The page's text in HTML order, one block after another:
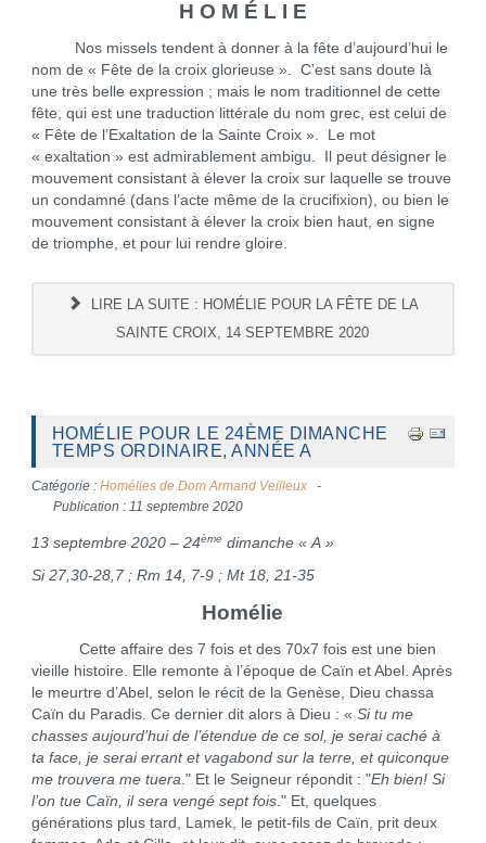
H O M É L I E
Nos missels tendent à donner à la fête d’aujourd’hui le
nom de « Fête de la croix glorieuse ». C’est sans doute là
une très belle expression ; mais le nom traditionnel de cette
fête, qui est une traduction littérale du nom grec, est celui de
« Fête de l’Exaltation de la Sainte Croix ». Le mot
« exaltation » est admirablement ambigu. Il peut désigner le
mouvement consistant à élever la croix sur laquelle se trouve
un condamné (dans l’acte même de la crucifixion), ou bien le
mouvement consistant à élever la croix bien haut, en signe
de triomphe, et pour lui rendre gloire.
LIRE LA SUITE : HOMÉLIE POUR LA FÊTE DE LA
SAINTE CROIX, 14 SEPTEMBRE 2020
HOMÉLIE POUR LE 24ÈME DIMANCHE
TEMPS ORDINAIRE, ANNÉE A
Catégorie : Homélies de Dom Armand Veilleux
Publication : 11 septembre 2020
13 septembre 2020 – 24ème dimanche « A »
Si 27,30-28,7 ; Rm 14, 7-9 ; Mt 18, 21-35
Homélie
Cette affaire des 7 fois et des 70x7 fois est une bien
vieille histoire. Elle remonte à l’époque de Caïn et Abel. Après
le meurtre d’Abel, selon le récit de la Genèse, Dieu chassa
Caïn du Paradis. Ce dernier dit alors à Dieu : « Si tu me
chasses aujourd’hui de l’étendue de ce sol, je serai caché à
ta face, je serai errant et vagabond sur la terre, et quiconque
me trouvera me tuera." Et le Seigneur répondit : "Eh bien! Si
l’on tue Caïn, il sera vengé sept fois." Et, quelques
générations plus tard, Lamek, le petit-fils de Caïn, prit deux